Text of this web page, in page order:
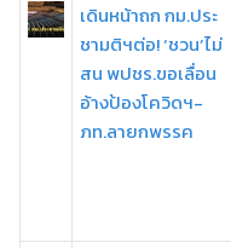
เดินหน้าถก กม.ประ
ชามติฯต่อ! ‘ชวน’ไม่
สน พปชร.ขอเลื่อน
อ้างป้องโควิดฯ-
ภท.ลายกพรรค